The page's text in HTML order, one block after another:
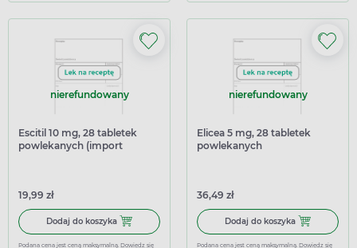
nierefundowany
Escitil 10 mg, 28 tabletek
powlekanych (import
19,99 zł
Dodaj do koszyka Dodaj do koszyka Escitil 10 mg, 28 tabletek powlekanych
Podana cena jest ceną maksymalną. Dowiedz się
nierefundowany
Elicea 5 mg, 28 tabletek
powlekanych
36,49 zł
Dodaj do koszyka Dodaj do
Podana cena jest ceną maksymalną. Dowiedz się